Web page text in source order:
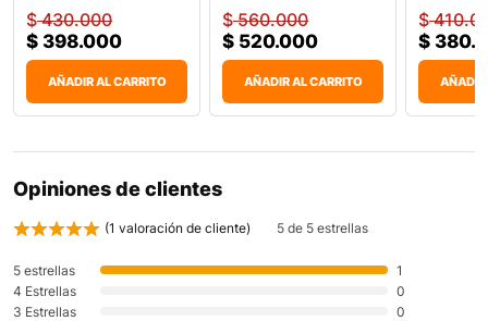
$430.000
$ 398.000
AÑADIR AL CARRITO
$560.000
$ 520.000
AÑADIR AL CARRITO
$
$
AÑADIR
Opiniones de clientes
(1 valoración de cliente) 5 de 5 estrellas
5 estrellas
1
4 Estrellas
0
3 Estrellas
0